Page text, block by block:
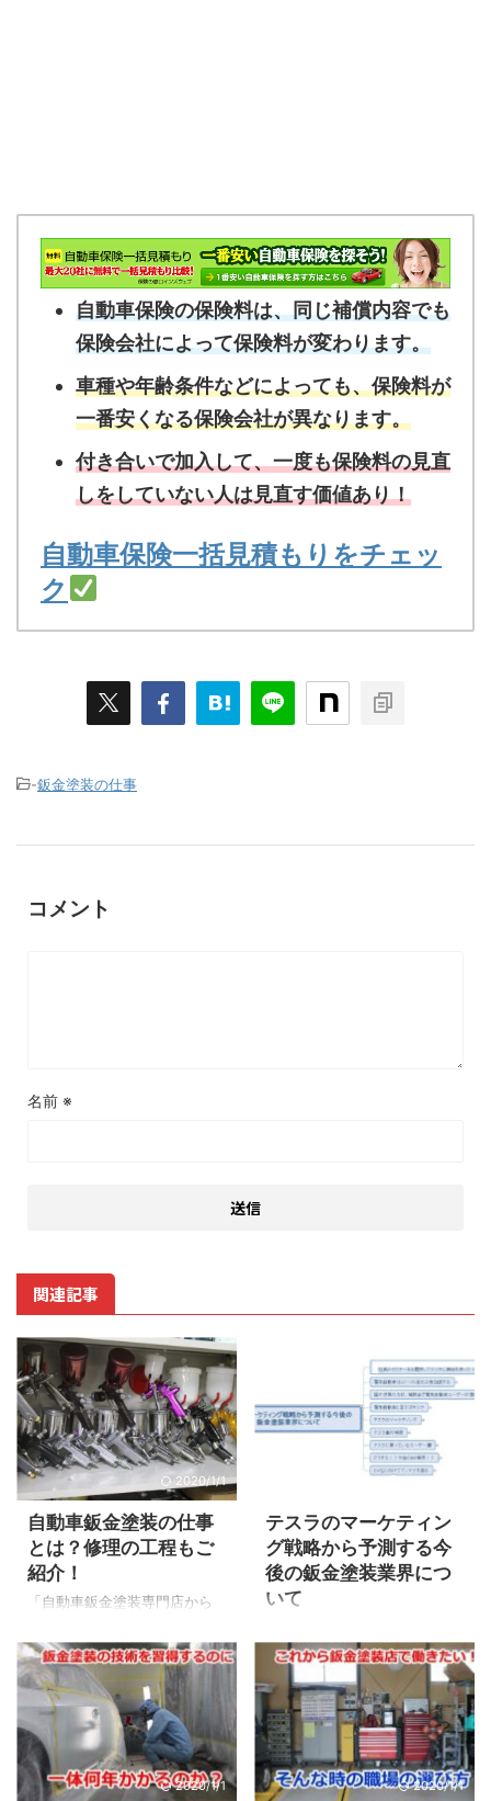
自動車保険の保険料は、同じ補償内容でも
保険会社によって保険料が変わります。
車種や年齢条件などによっても、保険料が
一番安くなる保険会社が異なります。
付き合いで加入して、一度も保険料の見直
しをしていない人は見直す価値あり！
自動車保険一括見積もりをチェッ
ク
-鈑金塗装の仕事
コメント
名前 ※
関連記事
2020/1/1
自動車鈑金塗装の仕事
とは？修理の工程もご
紹介！
「自動車鈑金塗装専門店から
えばどんな仕事が頭に浮かび
ますか？ 車検や整備 オイル交
換やタイヤ交換 キズやヘコミ
の修理 ここでは3.キズやヘコ
ミを修理する鈑金塗装の仕事
を工程ごとに紹介してます。
自分の愛車がどのような工程
2022/3/10
テスラのマーケティン
グ戦略から予測する今
後の鈑金塗装業界につ
いて
ン「鈑金塗装 研究室」では毎
月1回Zoom懇親会を開催して
おります。 その時に不定期で
すが僕がセミナーを行ってお
ります。 Zoom懇親会は参加
もできますが「鈑金塗装 研究
室」内でFacebookライブ生中
2020/1/1 2020/1/1